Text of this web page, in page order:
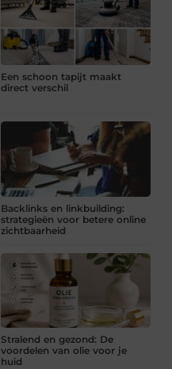
Een schoon tapijt maakt
direct verschil
Backlinks en linkbuilding:
strategieën voor betere online
zichtbaarheid
Stralend en gezond: De
voordelen van olie voor je
huid